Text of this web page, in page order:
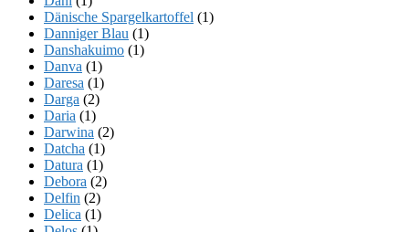
Dänische Spargelkartoffel (1)
Danniger Blau (1)
Danshakuimo (1)
Danva (1)
Daresa (1)
Darga (2)
Daria (1)
Darwina (2)
Datcha (1)
Datura (1)
Debora (2)
Delfin (2)
Delica (1)